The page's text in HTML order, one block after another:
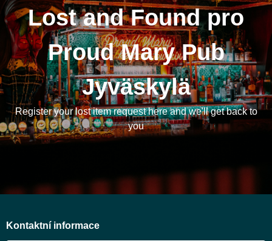
Lost and Found pro
Proud Mary Pub
Jyväskylä
Register your lost item request here and we'll get back to
you
Kontaktní informace